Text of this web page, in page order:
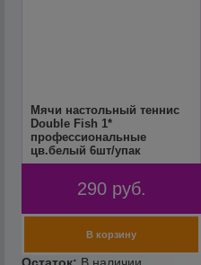
Мячи настольный теннис
Double Fish 1*
профессиональные
цв.белый 6шт/упак
290 руб.